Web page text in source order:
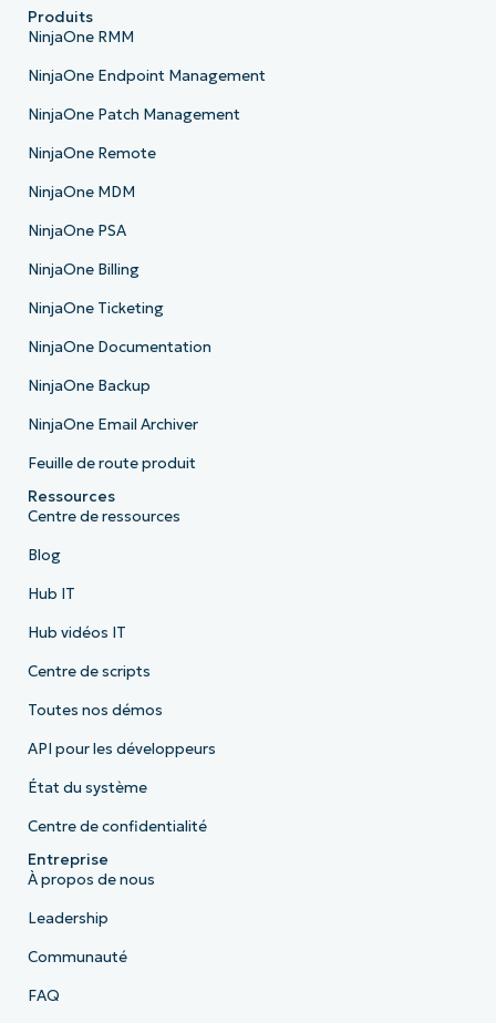
Produits
NinjaOne RMM
NinjaOne Endpoint Management
NinjaOne Patch Management
NinjaOne Remote
NinjaOne MDM
NinjaOne PSA
NinjaOne Billing
NinjaOne Ticketing
NinjaOne Documentation
NinjaOne Backup
NinjaOne Email Archiver
Feuille de route produit
Ressources
Centre de ressources
Blog
Hub IT
Hub vidéos IT
Centre de scripts
Toutes nos démos
API pour les développeurs
État du système
Centre de confidentialité
Entreprise
À propos de nous
Leadership
Communauté
FAQ